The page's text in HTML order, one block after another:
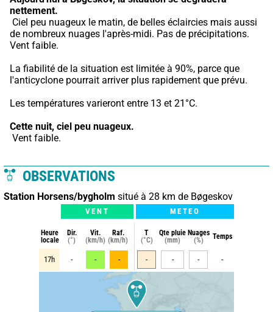
nettement.
de nombreux nuages l'après-midi. Pas de précipitations.
Vent faible.
La fiabilité de la situation est limitée à 90%, parce que
l'anticyclone pourrait arriver plus rapidement que prévu.
Les températures varieront entre 13 et 21°C.
Cette nuit, ciel peu nuageux.
Vent faible.
OBSERVATIONS
Station Horsens/bygholm situé à 28 km de Bøgeskov
VENT METEO
Heure
locale
Dir.
(°)
Vit.
(km/h)
Raf.
(km/h)
T
(°C)
Qte pluie
(mm)
Nuages
(%)
Temps
17h - - - - - - -